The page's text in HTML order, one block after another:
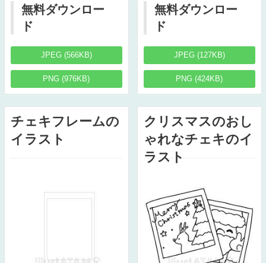
無料ダウンロー
ド
JPEG (566KB)
PNG (976KB)
無料ダウンロー
ド
JPEG (127KB)
PNG (424KB)
チェキフレームの
イラスト
クリスマスのおし
ゃれなチェキのイ
ラスト